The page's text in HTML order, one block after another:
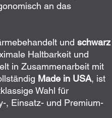
an das
und schwarz
Haltbarkeit und
in Zusammenarbeit mit
Made in USA, ist
Wahl für
, Einsatz- und Premium-